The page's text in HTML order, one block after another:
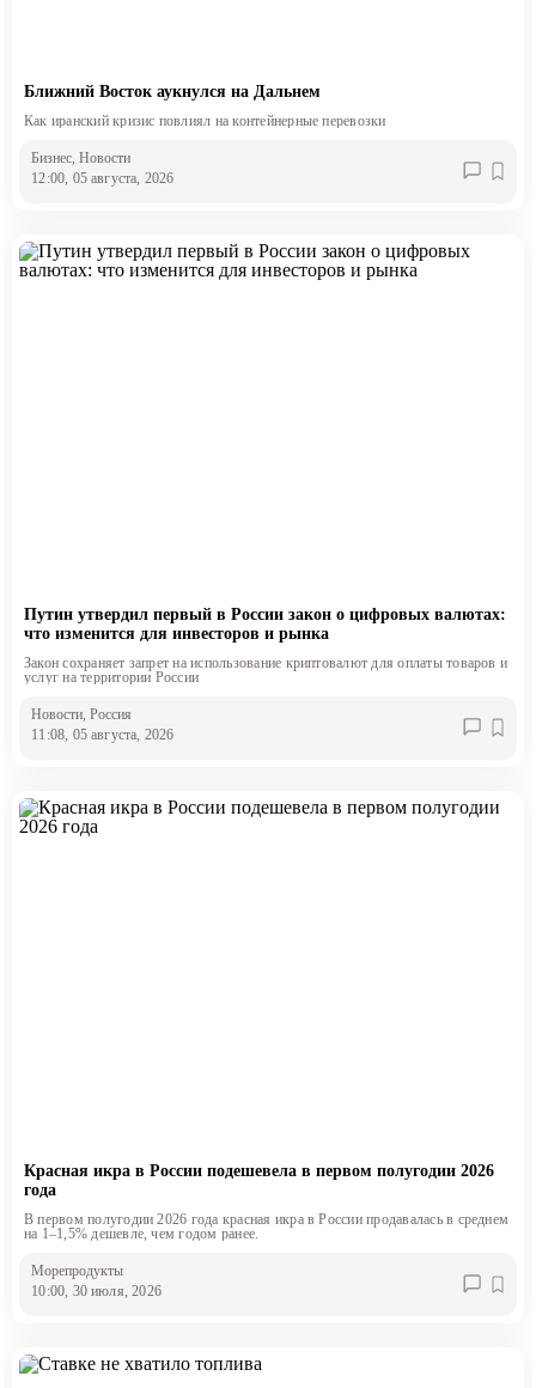
Ближний Восток аукнулся на Дальнем
Как иранский кризис повлиял на контейнерные перевозки
Бизнес, Новости
12:00, 05 августа, 2026
Путин утвердил первый в России закон о цифровых валютах:
что изменится для инвесторов и рынка
Закон сохраняет запрет на использование криптовалют для оплаты товаров и
услуг на территории России
Новости, Россия
11:08, 05 августа, 2026
Красная икра в России подешевела в первом полугодии 2026
года
В первом полугодии 2026 года красная икра в России продавалась в среднем
на 1–1,5% дешевле, чем годом ранее.
Морепродукты
10:00, 30 июля, 2026